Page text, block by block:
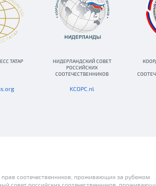
ТАТАР
НИДЕРЛАНДСКИЙ СОВЕТ
РОССИЙСКИХ
СООТЕЧЕСТВЕННИКОВ
KCOPC.nl
соотечественников, проживающих за рубежом
совет российских соотечественников,